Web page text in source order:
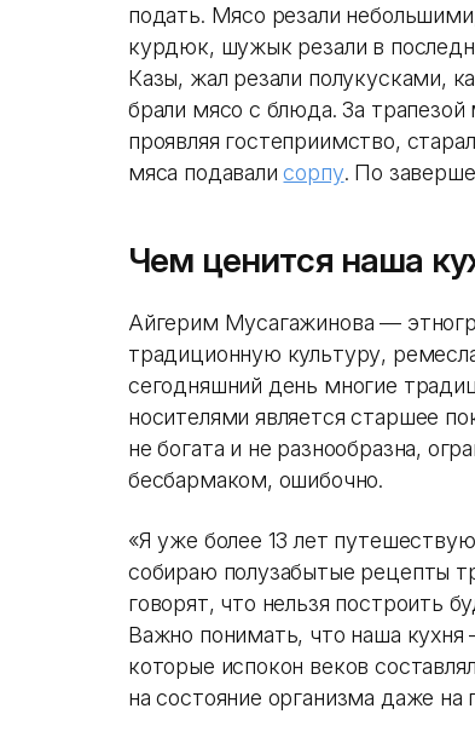
подать. Мясо резали
курдюк, шужык резали в
Казы, жал резали полукусками,
брали мясо с блюда. За трапезой
проявляя гостеприимство,
мяса подавалисорпу. По
Чем ценится наша
Айгерим Мусагажинова —
традиционную культуру,
сегодняшний день многие
носителями является старшее
не богата и не разнообразна,
бесбармаком, ошибочно.
«Я уже более 13 лет
собираю полузабытые рецепты
говорят, что нельзя построить
Важно понимать, что наша
которые испокон веков
на состояние организма даже